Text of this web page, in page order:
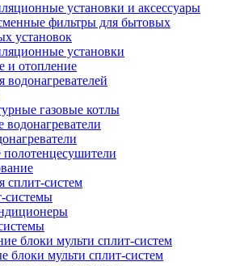
установки и аксессуары
фильтры для бытовых
установок
установки
и отопление
водонагревателей
газовые котлы
полотенцесушители
сплит-систем
системы
блоки мульти сплит-систем
блоки мульти сплит-систем